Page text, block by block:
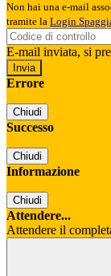
Non hai una e-mail
tramite la Login
E-mail inviata, si
Errore
Chiudi
Successo
Chiudi
Informazione
Chiudi
Attendere...
Attendere il